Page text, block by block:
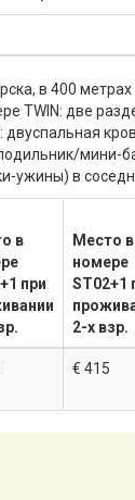
в 400
TWIN: две
мини-
ужины) в
в
при
Место в
номере
ST02+1
2-х взр.
€ 415